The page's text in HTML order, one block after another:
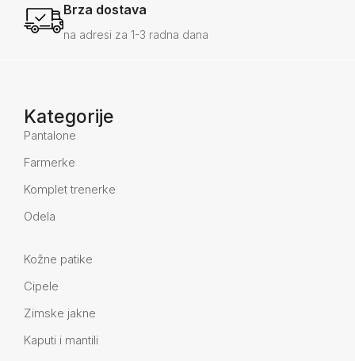
Brza dostava
na adresi za 1-3 radna dana
Kategorije
Pantalone
Farmerke
Komplet trenerke
Odela
Kožne patike
Cipele
Zimske jakne
Kaputi i mantili